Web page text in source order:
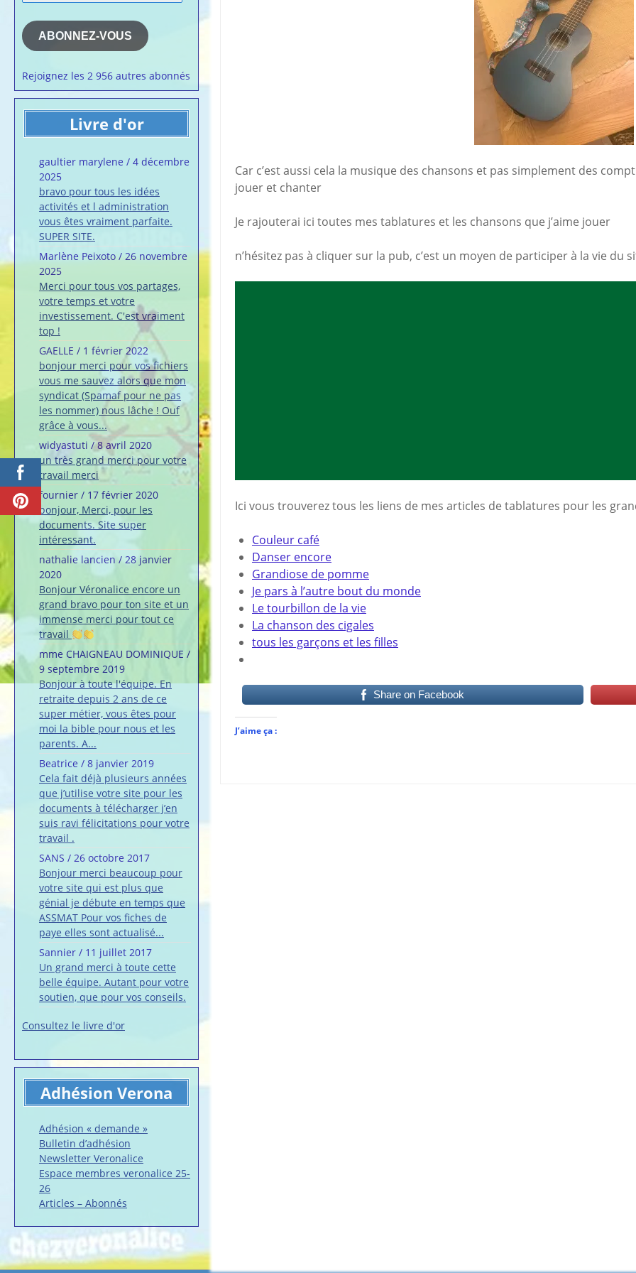
mail
ABONNEZ-VOUS
Rejoignez les 2 956 autres abonnés
Livre d'or
gaultier marylene / 4 décembre
2025
bravo pour tous les idées
activités et l administration
vous êtes vraiment parfaite.
SUPER SITE.
Marlène Peixoto / 26 novembre
2025
Merci pour tous vos partages,
votre temps et votre
investissement. C'est vraiment
top !
GAELLE / 1 février 2022
bonjour merci pour vos fichiers
vous me sauvez alors que mon
syndicat (Spamaf pour ne pas
les nommer) nous lâche ! Ouf
grâce à vous...
widyastuti /8 avril 2020
un très grand merci pour votre
travail merci
fournier / 17 février 2020
bonjour, Merci, pour les
documents. Site super
intéressant.
nathalie lancien / 28 janvier
2020
Bonjour Véronalice encore un
grand bravo pour ton site et un
immense merci pour tout ce
travail
mme CHAIGNEAU DOMINIQUE /
9 septembre 2019
Bonjour à toute l'équipe. En
retraite depuis 2 ans de ce
super métier, vous êtes pour
moi la bible pour nous et les
parents. A...
Beatrice / 8 janvier 2019
Cela fait déjà plusieurs années
que j’utilise votre site pour les
documents à télécharger j’en
suis ravi félicitations pour votre
travail .
SANS / 26 octobre 2017
Bonjour merci beaucoup pour
votre site qui est plus que
génial je débute en temps que
ASSMAT Pour vos fiches de
paye elles sont actualisé...
Sannier / 11 juillet 2017
Un grand merci à toute cette
belle équipe. Autant pour votre
soutien, que pour vos conseils.
Consultez le livre d'or
Adhésion Verona
Adhésion « demande »
Bulletin d’adhésion
Newsletter Veronalice
Espace membres veronalice 25-
26
Articles – Abonnés
Car c’est aussi cela la musique des chansons et pas simplement des
jouer et chanter
Je rajouterai ici toutes mes tablatures et les chansons que j’aime jouer
n’hésitez pas à cliquer sur la pub, c’est un moyen de participer à la vie du
Ici vous trouverez tous les liens de mes articles de tablatures pour les
Couleur café
Danser encore
Grandiose de pomme
Je pars à l’autre bout du monde
Le tourbillon de la vie
La chanson des cigales
tous les garçons et les filles
Share on Facebook
J’aime ça :